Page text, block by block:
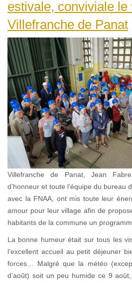
estivale, conviviale le
Villefranche de Panat
Villefranche de Panat, Jean
d’honneur et toute l’équipe du bureau
avec la FNAA, ont mis toute leur
amour pour leur village afin de
habitants de la commune un
La bonne humeur était sur tous les
l’excellent accueil au petit déjeuner
forces… Malgré que la météo
d’août) soit un peu humide ce 9